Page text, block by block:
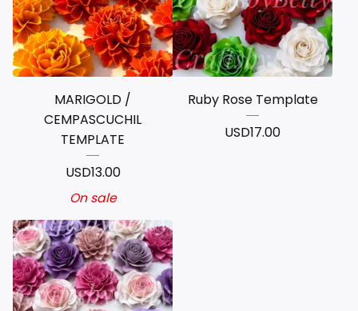
MARIGOLD /
CEMPASCUCHIL
TEMPLATE
USD13.00
On sale
Ruby Rose Template
USD17.00